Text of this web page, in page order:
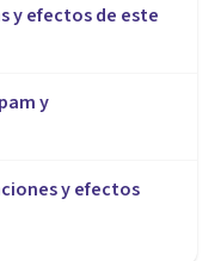
y efectos de este
y
y efectos